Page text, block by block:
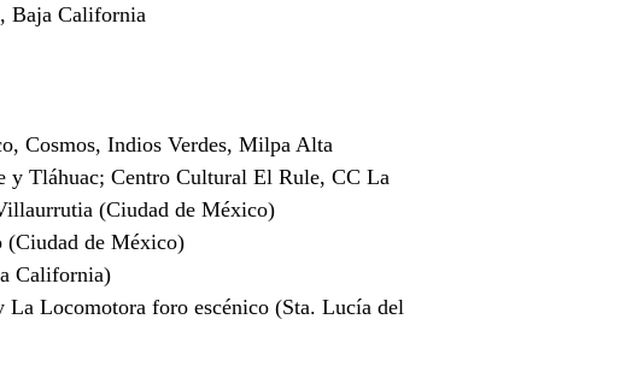
Baja California
Cosmos, Indios Verdes, Milpa Alta
Tláhuac; Centro Cultural El Rule, CC La
(Ciudad de México)
(Ciudad de México)
California)
Locomotora foro escénico (Sta. Lucía del